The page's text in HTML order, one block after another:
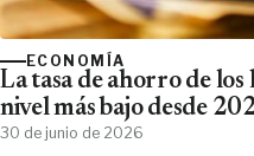
ECONOMÍA
La tasa de ahorro de los
nivel más bajo desde
30 de junio de 2026